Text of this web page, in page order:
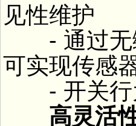
见性维护
- 通过无
可实现传感
- 开关行
高灵活